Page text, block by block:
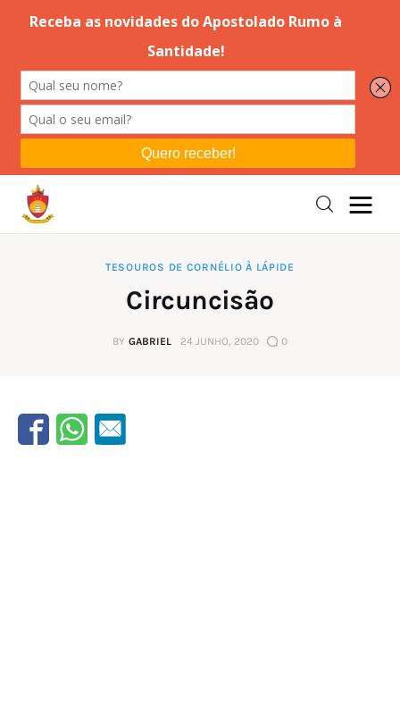
Editorial
Orações
Instruções
Espiritualidade
TESOUROS DE CORNÉLIO À LÁPIDE
Circuncisão
BY GABRIEL 24 JUNHO, 2020 0